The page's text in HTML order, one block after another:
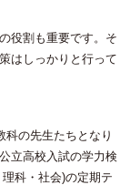
役割も重要です。そ
はしっかりと行って
科の先生たちとなり
立高校入試の学力検
科・社会)の定期テ